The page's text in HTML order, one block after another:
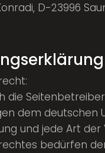
D-23996
die
dem deutschen
und jede Art
bedürfen